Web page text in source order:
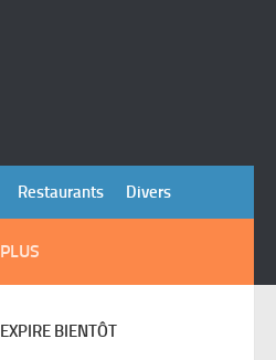
Restaurants Divers
PLUS
EXPIRE BIENTÔT